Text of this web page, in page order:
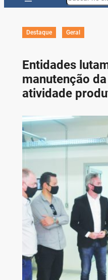
Destaque Geral
Entidades
manutenção
atividade